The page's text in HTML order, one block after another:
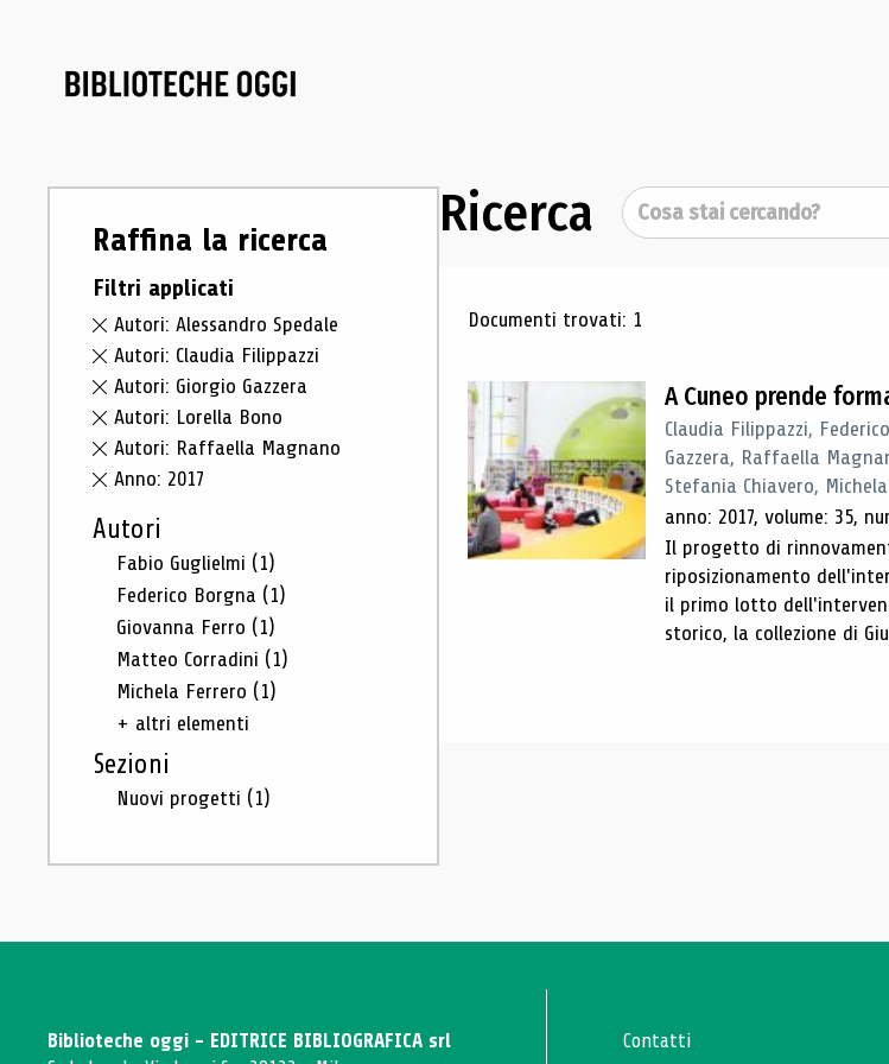
Raffina la ricerca
Filtri applicati
Autori: Alessandro Spedale
Autori: Claudia Filippazzi
Autori: Giorgio Gazzera
Autori: Lorella Bono
Autori: Raffaella Magnano
Anno: 2017
Autori
Fabio Guglielmi (1)
Federico Borgna (1)
Giovanna Ferro (1)
Matteo Corradini (1)
Michela Ferrero (1)
+ altri elementi
Sezioni
Nuovi progetti (1)
Ricerca Cerca
Risultati di ricerca
Documenti trovati: 1
A Cuneo prende
Claudia Filippazzi,
Gazzera, Raffaella
Stefania Chiavero,
anno: 2017, volume: 35,
Il progetto di
riposizionamento
il primo lotto
storico, la collezione di
Biblioteche oggi - EDITRICE BIBLIOGRAFICA srl
Contatti